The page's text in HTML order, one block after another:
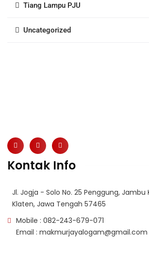
Tiang Lampu PJU
Uncategorized
Kontak Info
Jl. Jogja - Solo No. 25 Penggung, Jambu
Klaten, Jawa Tengah 57465
Mobile : 082-243-679-071
Email : makmurjayalogam@gmail.com